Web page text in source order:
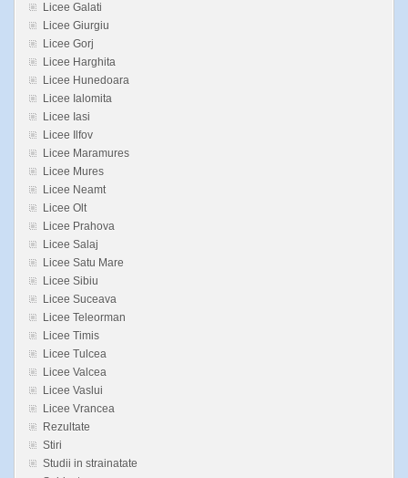
Licee Galati
Licee Giurgiu
Licee Gorj
Licee Harghita
Licee Hunedoara
Licee Ialomita
Licee Iasi
Licee Ilfov
Licee Maramures
Licee Mures
Licee Neamt
Licee Olt
Licee Prahova
Licee Salaj
Licee Satu Mare
Licee Sibiu
Licee Suceava
Licee Teleorman
Licee Timis
Licee Tulcea
Licee Valcea
Licee Vaslui
Licee Vrancea
Rezultate
Stiri
Studii in strainatate